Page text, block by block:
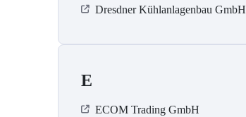
Dresdner Kühlanlagenbau GmbH
E
ECOM Trading GmbH